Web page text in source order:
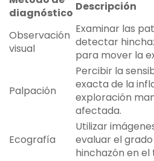
diagnóstico Descripción
Observación
visual
Examinar las
detectar
para mover la
Palpación
Percibir la
exacta de la
exploración
afectada.
Ecografía
Utilizar
evaluar el
hinchazón en el